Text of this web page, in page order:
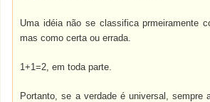
Uma idéia não se classifica prmeiramente
mas como certa ou errada.
1+1=2, em toda parte.
Portanto, se a verdade é universal, sempre